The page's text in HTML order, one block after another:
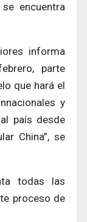
encuentra
informa
parte
que hará el
y
país desde
China”, se
todas las
proceso de